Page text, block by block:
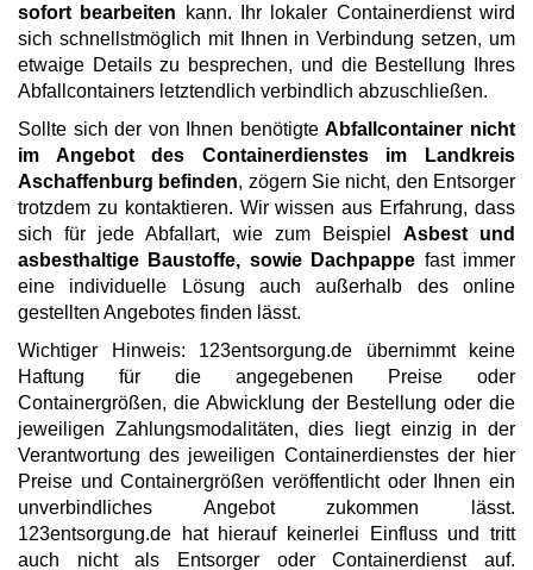
sofort bearbeiten kann. Ihr lokaler Containerdienst wird
sich schnellstmöglich mit Ihnen in Verbindung setzen, um
etwaige Details zu besprechen, und die Bestellung Ihres
Abfallcontainers letztendlich verbindlich abzuschließen.
Sollte sich der von Ihnen benötigteAbfallcontainer nicht
im Angebot des Containerdienstes im Landkreis
Aschaffenburg befinden, zögern Sie nicht, den Entsorger
trotzdem zu kontaktieren. Wir wissen aus Erfahrung, dass
sich für jede Abfallart, wie zum Beispiel Asbest und
asbesthaltige Baustoffe, sowie Dachpappe fast immer
eine individuelle Lösung auch außerhalb des online
gestellten Angebotes finden lässt.
Wichtiger Hinweis: 123entsorgung.de übernimmt keine
Haftung für die angegebenen Preise oder
Containergrößen, die Abwicklung der Bestellung oder die
jeweiligen Zahlungsmodalitäten, dies liegt einzig in der
Verantwortung des jeweiligen Containerdienstes der hier
Preise und Containergrößen veröffentlicht oder Ihnen ein
unverbindliches Angebot zukommen lässt.
123entsorgung.de hat hierauf keinerlei Einfluss und tritt
auch nicht als Entsorger oder Containerdienst auf.